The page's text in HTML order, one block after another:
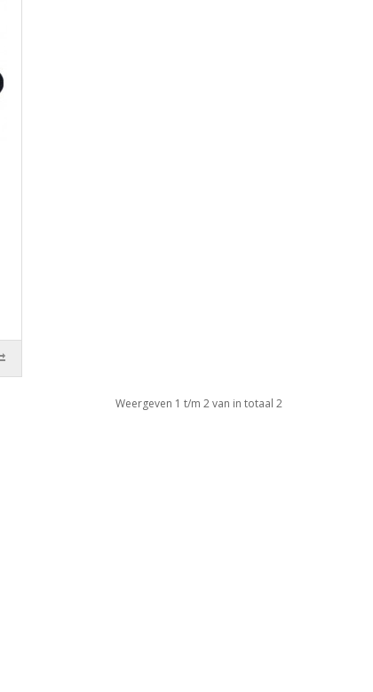
Weergeven 1 t/m 2 van in totaal 2